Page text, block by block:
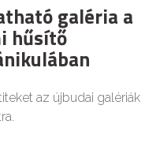
galéria a
hűsítő
az újbudai galériák